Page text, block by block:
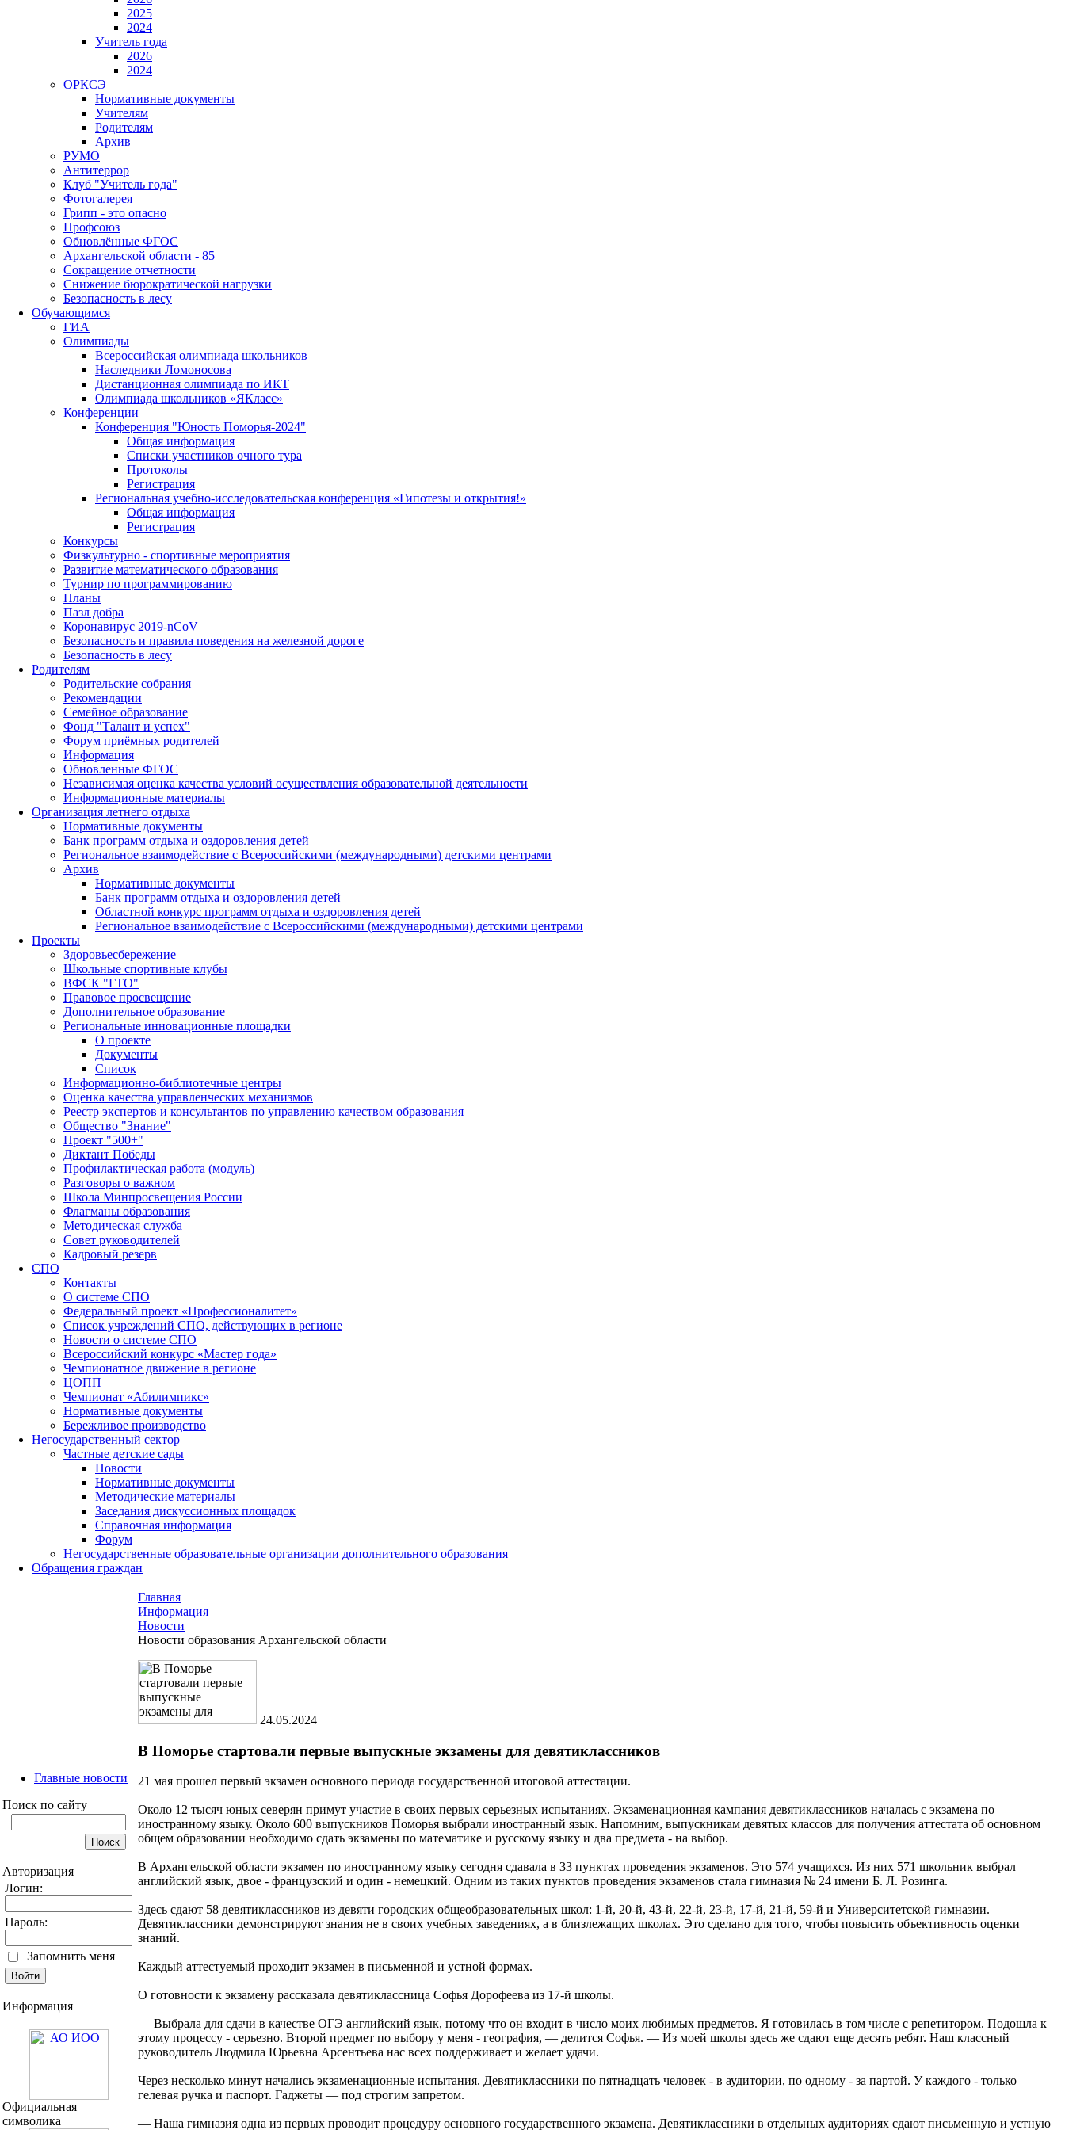
2025
2024
Учитель года
2026
2024
ОРКСЭ
Нормативные документы
Учителям
Родителям
Архив
РУМО
Антитеррор
Клуб "Учитель года"
Фотогалерея
Грипп - это опасно
Профсоюз
Обновлённые ФГОС
Архангельской области - 85
Сокращение отчетности
Снижение бюрократической нагрузки
Безопасность в лесу
Обучающимся
ГИА
Олимпиады
Всероссийская олимпиада школьников
Наследники Ломоносова
Дистанционная олимпиада по ИКТ
Олимпиада школьников «ЯКласс»
Конференции
Конференция "Юность Поморья-2024"
Общая информация
Списки участников очного тура
Протоколы
Регистрация
Региональная учебно-исследовательская конференция «Гипотезы и открытия!»
Общая информация
Регистрация
Конкурсы
Физкультурно - спортивные мероприятия
Развитие математического образования
Турнир по программированию
Планы
Пазл добра
Коронавирус 2019-nCoV
Безопасность и правила поведения на железной дороге
Безопасность в лесу
Родителям
Родительские собрания
Рекомендации
Семейное образование
Фонд "Талант и успех"
Форум приёмных родителей
Информация
Обновленные ФГОС
Независимая оценка качества условий осуществления образовательной деятельности
Информационные материалы
Организация летнего отдыха
Нормативные документы
Банк программ отдыха и оздоровления детей
Региональное взаимодействие с Всероссийскими (международными) детскими центрами
Архив
Нормативные документы
Банк программ отдыха и оздоровления детей
Областной конкурс программ отдыха и оздоровления детей
Региональное взаимодействие с Всероссийскими (международными) детскими центрами
Проекты
Здоровьесбережение
Школьные спортивные клубы
ВФСК "ГТО"
Правовое просвещение
Дополнительное образование
Региональные инновационные площадки
О проекте
Документы
Список
Информационно-библиотечные центры
Оценка качества управленческих механизмов
Реестр экспертов и консультантов по управлению качеством образования
Общество "Знание"
Проект "500+"
Диктант Победы
Профилактическая работа (модуль)
Разговоры о важном
Школа Минпросвещения России
Флагманы образования
Методическая служба
Совет руководителей
Кадровый резерв
СПО
Контакты
О системе СПО
Федеральный проект «Профессионалитет»
Список учреждений СПО, действующих в регионе
Новости о системе СПО
Всероссийский конкурс «Мастер года»
Чемпионатное движение в регионе
ЦОПП
Чемпионат «Абилимпикс»
Нормативные документы
Бережливое производство
Негосударственный сектор
Частные детские сады
Новости
Нормативные документы
Методические материалы
Заседания дискуссионных площадок
Справочная информация
Форум
Негосударственные образовательные организации дополнительного образования
Обращения граждан
Главные новости
Поиск по сайту
Авторизация
Логин:
Пароль:
Запомнить меня
Информация
Официальная
символика
Главная
Информация
Новости
Новости образования Архангельской области
24.05.2024
В Поморье стартовали первые выпускные экзамены для девятиклассников
21 мая прошел первый экзамен основного периода государственной итоговой аттестации.
Около 12 тысяч юных северян примут участие в своих первых серьезных испытаниях. Экзаменационная кампания девятиклассников началась с экзамена по
иностранному языку. Около 600 выпускников Поморья выбрали иностранный язык. Напомним, выпускникам девятых классов для получения аттестата об основном
общем образовании необходимо сдать экзамены по математике и русскому языку и два предмета - на выбор.
В Архангельской области экзамен по иностранному языку сегодня сдавала в 33 пунктах проведения экзаменов. Это 574 учащихся. Из них 571 школьник выбрал
английский язык, двое - французский и один - немецкий. Одним из таких пунктов проведения экзаменов стала гимназия № 24 имени Б. Л. Розинга.
Здесь сдают 58 девятиклассников из девяти городских общеобразовательных школ: 1-й, 20-й, 43-й, 22-й, 23-й, 17-й, 21-й, 59-й и Университетской гимназии.
Девятиклассники демонстрируют знания не в своих учебных заведениях, а в близлежащих школах. Это сделано для того, чтобы повысить объективность оценки
знаний.
Каждый аттестуемый проходит экзамен в письменной и устной формах.
О готовности к экзамену рассказала девятиклассница Софья Дорофеева из 17-й школы.
— Выбрала для сдачи в качестве ОГЭ английский язык, потому что он входит в число моих любимых предметов. Я готовилась в том числе с репетитором. Подошла к
этому процессу - серьезно. Второй предмет по выбору у меня - география, — делится Софья. — Из моей школы здесь же сдают еще десять ребят. Наш классный
руководитель Людмила Юрьевна Арсентьева нас всех поддерживает и желает удачи.
Через несколько минут начались экзаменационные испытания. Девятиклассники по пятнадцать человек - в аудитории, по одному - за партой. У каждого - только
гелевая ручка и паспорт. Гаджеты — под строгим запретом.
— Наша гимназия одна из первых проводит процедуру основного государственного экзамена. Девятиклассники в отдельных аудиториях сдают письменную и устную